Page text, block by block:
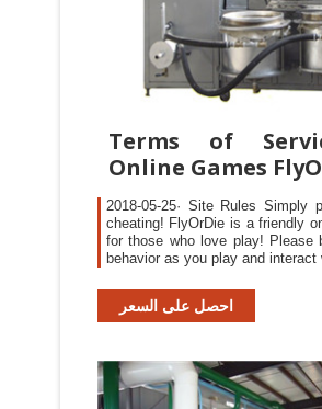
Terms of
Online Games
2018-05-25· Site Rules Simply
cheating! FlyOrDie is a friendly
for those who love play! Please
behavior as you play and interact
احصل على السعر